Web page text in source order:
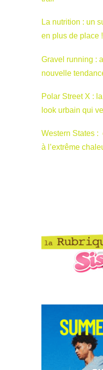
La nutrition : un
en plus de place !
Gravel running :
nouvelle
Polar Street X :
look urbain qui
Western States :
à l’extrême